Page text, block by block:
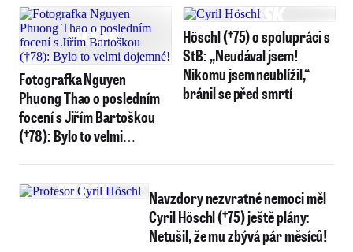
Fotografka Nguyen
Phuong Thao o posledním
focení s Jiřím Bartoškou
(†78): Bylo to velmi
Höschl (†75) o spolupráci s
StB: „Neudával jsem!
Nikomu jsem neublížil,“
bránil se před smrtí
Navzdory nezvratné nemoci měl
Cyril Höschl (†75) ještě plány:
Netušil, že mu zbývá pár měsíců!